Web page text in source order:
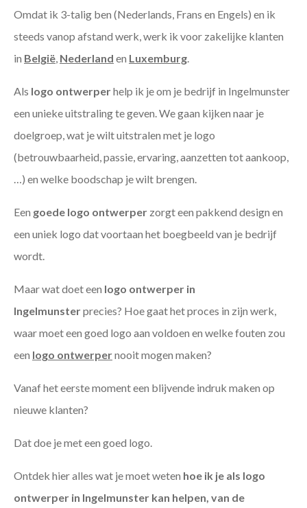
Omdat ik 3-talig ben (Nederlands, Frans en Engels) en ik
steeds vanop afstand werk, werk ik voor zakelijke klanten
in België, Nederland en Luxemburg.
Als logo ontwerperhelp ik je om je bedrijf in Ingelmunster
een unieke uitstraling te geven. We gaan kijken naar je
doelgroep, wat je wilt uitstralen met je logo
(betrouwbaarheid, passie, ervaring, aanzetten tot aankoop,
…) en welke boodschap je wilt brengen.
Een goede logo ontwerper zorgt een pakkend design en
een uniek logo dat voortaan het boegbeeld van je bedrijf
wordt.
Maar wat doet een logo ontwerper in
Ingelmunsterprecies? Hoe gaat het proces in zijn werk,
waar moet een goed logo aan voldoen en welke fouten zou
een logo ontwerpernooit mogen maken?
Vanaf het eerste moment een blijvende indruk maken op
nieuwe klanten?
Dat doe je met een goed logo.
Ontdek hier alles wat je moet weten hoe ik je als logo
ontwerper in Ingelmunster kan helpen, van de